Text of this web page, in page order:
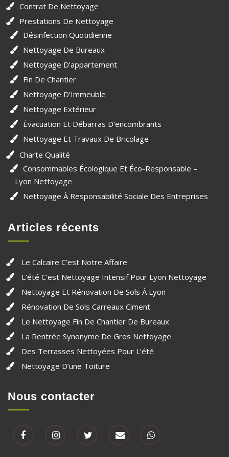
Contrat De Nettoyage
Prestations De Nettoyage
Désinfection Quotidienne
Nettoyage De Bureaux
Nettoyage D’appartement
Fin De Chantier
Nettoyage D’Immeuble
Nettoyage Extérieur
Évacuation Et Débarras D’encombrants
Nettoyage Et Travaux De Bricolage
Charte Qualité
Consommables Écologique Et Éco-Responsable –
Lyon Nettoyage
Nettoyage À Responsabilité Sociale Des Entreprises
Articles récents
Le Calcaire C’est Notre Affaire
L’été C’est Nettoyage Intensif Pour Lyon Nettoyage
Nettoyage Et Rénovation De Sols À Lyon
Rénovation De Sols Carreaux Ciment
Le Nettoyage Fin De Chantier De Bureaux
La Rentrée Synonyme De Gros Nettoyage
Des Terrasses Nettoyées Pour L’été
Nettoyage D’une Toiture
Nous contacter